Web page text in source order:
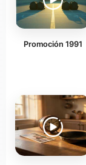
Promoción 1991